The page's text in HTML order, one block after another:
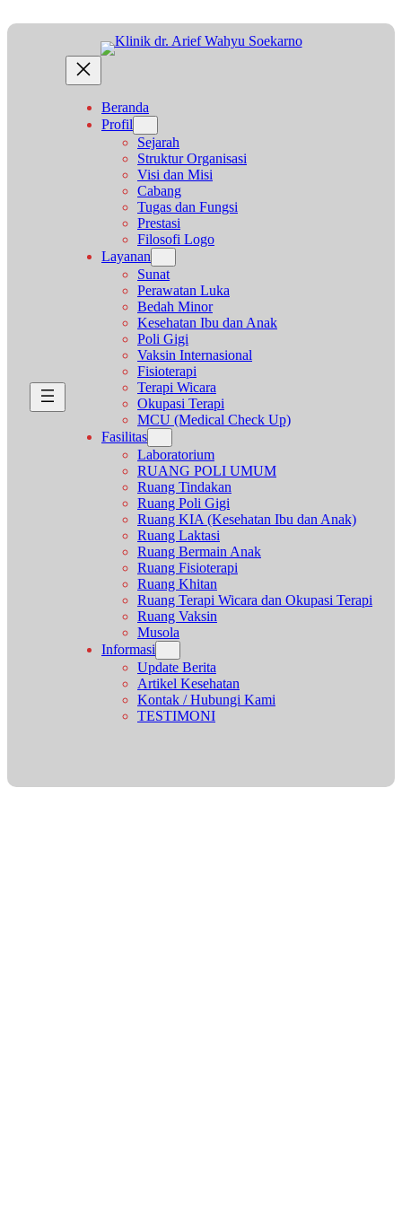
ke
Beranda
Profil
Sejarah
Struktur Organisasi
Visi dan Misi
Cabang
Tugas dan Fungsi
Prestasi
Filosofi Logo
Layanan
Sunat
Perawatan Luka
Bedah Minor
Kesehatan Ibu dan Anak
Poli Gigi
Vaksin Internasional
Fisioterapi
Terapi Wicara
Okupasi Terapi
MCU (Medical Check Up)
Fasilitas
Laboratorium
RUANG POLI UMUM
Ruang Tindakan
Ruang Poli Gigi
Ruang KIA (Kesehatan Ibu dan Anak)
Ruang Laktasi
Ruang Bermain Anak
Ruang Fisioterapi
Ruang Khitan
Ruang Terapi Wicara dan Okupasi Terapi
Ruang Vaksin
Musola
Informasi
Update Berita
Artikel Kesehatan
Kontak / Hubungi Kami
TESTIMONI